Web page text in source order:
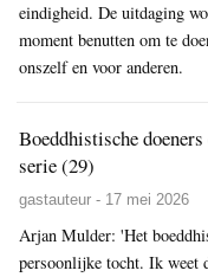
eindigheid. De uitdaging
moment benutten om te
onszelf en voor anderen.
Boeddhistische doeners
serie (29)
gastauteur - 17 mei 2026
Arjan Mulder: 'Het
persoonlijke tocht. Ik weet